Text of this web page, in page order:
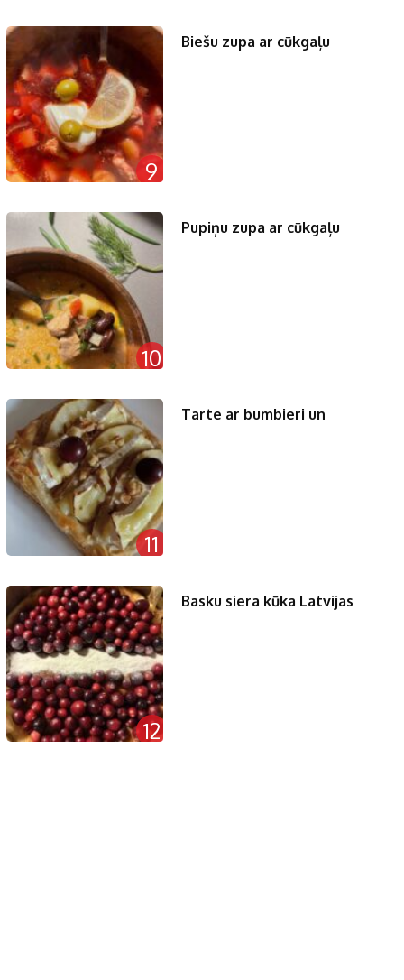
9
Biešu zupa ar cūkgaļu
10
Pupiņu zupa ar cūkgaļu
11
Tarte ar bumbieri un
12
Basku siera kūka Latvijas